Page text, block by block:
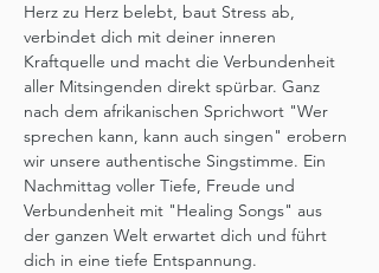
Herz zu Herz belebt, baut Stress ab,
verbindet dich mit deiner inneren
Kraftquelle und macht die Verbundenheit
aller Mitsingenden direkt spürbar. Ganz
nach dem afrikanischen Sprichwort "Wer
sprechen kann, kann auch singen" erobern
wir unsere authentische Singstimme. Ein
Nachmittag voller Tiefe, Freude und
Verbundenheit mit "Healing Songs" aus
der ganzen Welt erwartet dich und führt
dich in eine tiefe Entspannung.